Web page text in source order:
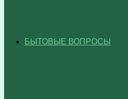
БЫТОВЫЕ ВОПРОСЫ